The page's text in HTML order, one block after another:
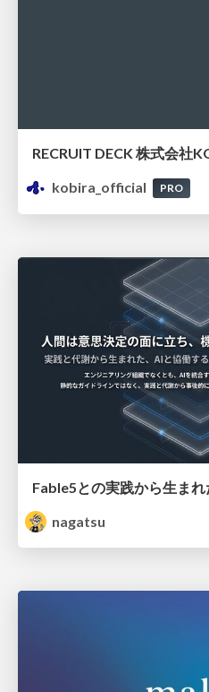
RECRUIT DECK 株式会社
kobira_official
PRO
nagatsu